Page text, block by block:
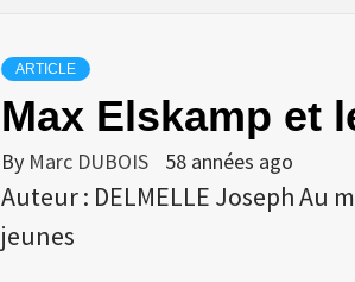
ARTICLE
Max Elskamp et
By Marc DUBOIS 58 années ago
Auteur : DELMELLE Joseph Au
jeunes